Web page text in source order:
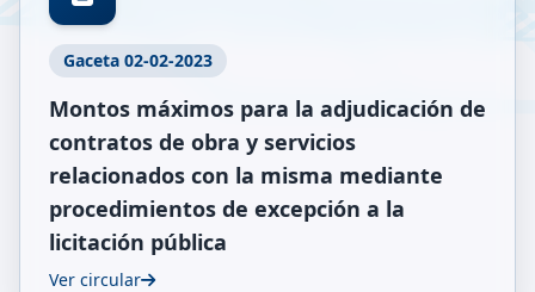
Gaceta 02-02-2023
Montos máximos para la adjudicación de
contratos de obra y servicios
relacionados con la misma mediante
procedimientos de excepción a la
licitación pública
Ver circular